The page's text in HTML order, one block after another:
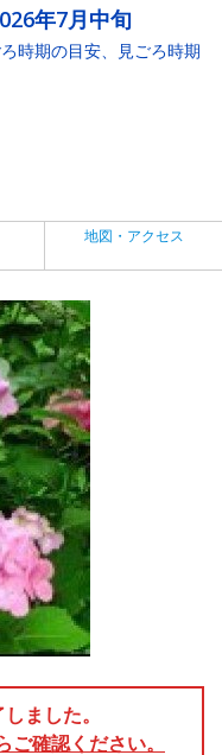
年7月中旬
時期の目安、見ごろ時期
地図・アクセス
ました。
確認ください。